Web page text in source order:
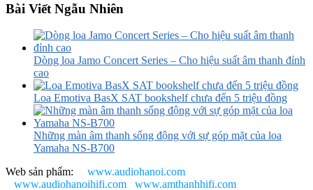
Bài Viết Ngẫu Nhiên
Dòng loa Jamo Concert Series – Cho hiệu suất âm thanh đỉnh
cao
Loa Emotiva BasX SAT bookshelf chưa đến 5 triệu đồng
Những màn âm thanh sống động với sự góp mặt của loa
Yamaha NS-B700
Web sản phẩm: www.audiohanoi.com
www.audiohanoihifi.com
www.amthanhhifi.com